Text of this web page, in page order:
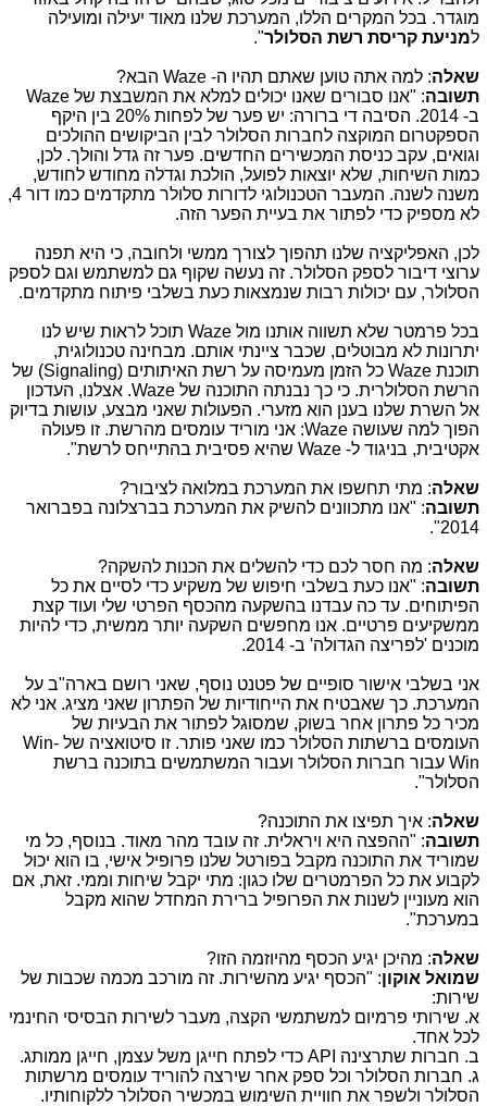
מוגדר. בכל המקרים הללו, המערכת שלנו מאוד יעילה ומועילה
למניעת קריסת רשת הסלולר".
שאלה: למה אתה טוען שאתם תהיו ה- Wazeהבא?
תשובה: "אנו סבורים שאנו יכולים למלא את המשבצת של Waze
ב- 2014. הסיבה די ברורה: יש פער של לפחות 20% בין היקף
הספקטרום המוקצה לחברות הסלולר לבין הביקושים ההולכים
וגואים, עקב כניסת המכשירים החדשים. פער זה גדל והולך. לכן,
כמות השיחות, שלא יוצאות לפועל, הולכת וגדלה מחודש לחודש,
משנה לשנה. המעבר הטכנולוגי לדורות סלולר מתקדמים כמו דור 4,
לא מספיק כדי לפתור את בעיית הפער הזה.
לכן, האפליקציה שלנו תהפוך לצורך ממשי ולחובה, כי היא תפנה
ערוצי דיבור לספק הסלולר. זה נעשה שקוף גם למשתמש וגם לספק
הסלולר, עם יכולות רבות שנמצאות כעת בשלבי פיתוח מתקדמים.
בכל פרמטר שלא תשווה אותנו מול Wazeתוכל לראות שיש לנו
יתרונות לא מבוטלים, שכבר ציינתי אותם. מבחינה טכנולוגית,
תוכנת Wazeכל הזמן מעמיסה על רשת האיתותים (Signaling) של
הרשת הסלולרית. כי כך נבנתה התוכנה של Waze. אצלנו, העדכון
אל השרת שלנו בענן הוא מזערי. הפעולות שאני מבצע, עושות בדיוק
הפוך למה שעושה Waze: אני מוריד עומסים מהרשת. זו פעולה
אקטיבית, בניגוד ל- Wazeשהיא פסיבית בהתייחס לרשת".
שאלה: מתי תחשפו את המערכת במלואה לציבור?
תשובה: "אנו מתכוונים להשיק את המערכת בברצלונה בפברואר
2014".
שאלה: מה חסר לכם כדי להשלים את הכנות להשקה?
תשובה: "אנו כעת בשלבי חיפוש של משקיע כדי לסיים את כל
הפיתוחים. עד כה עבדנו בהשקעה מהכסף הפרטי שלי ועוד קצת
ממשקיעים פרטיים. אנו מחפשים השקעה יותר ממשית, כדי להיות
מוכנים 'לפריצה הגדולה' ב- 2014.
אני בשלבי אישור סופיים של פטנט נוסף, שאני רושם בארה"ב על
המערכת. כך שאבטיח את הייחודיות של הפתרון שאני מציג. אני לא
מכיר כל פתרון אחר בשוק, שמסוגל לפתור את הבעיות של
העומסים ברשתות הסלולר כמו שאני פותר. זו סיטואציה של Win-
Winעבור חברות הסלולר ועבור המשתמשים בתוכנה ברשת
הסלולר".
שאלה: איך תפיצו את התוכנה?
תשובה: "ההפצה היא ויראלית. זה עובד מהר מאוד. בנוסף, כל מי
שמוריד את התוכנה מקבל בפורטל שלנו פרופיל אישי, בו הוא יכול
לקבוע את כל הפרמטרים שלו כגון: מתי יקבל שיחות וממי. זאת, אם
הוא מעוניין לשנות את הפרופיל ברירת המחדל שהוא מקבל
במערכת".
שאלה: מהיכן יגיע הכסף מהיוזמה הזו?
שמואל אוקון: "הכסף יגיע מהשירות. זה מורכב מכמה שכבות של
שירות:
א. שירותי פרמיום למשתמשי הקצה, מעבר לשירות הבסיסי החינמי
לכל אחד.
ב. חברות שתרצינה APIכדי לפתח חייגן משל עצמן, חייגן ממותג.
ג. חברות הסלולר וכל ספק אחר שירצה להוריד עומסים מרשתות
הסלולר ולשפר את חוויית השימוש במכשיר הסלולר ללקוחותיו.